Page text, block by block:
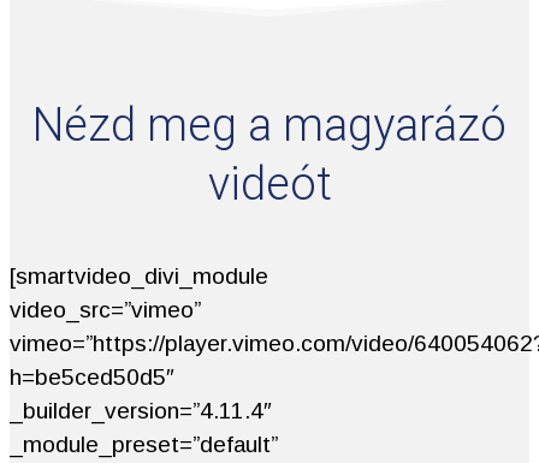
Nézd meg a magyarázó
videót
[smartvideo_divi_module
video_src=”vimeo”
vimeo=”https://player.vimeo.com/video/
h=be5ced50d5″
_builder_version=”4.11.4″
_module_preset=”default”